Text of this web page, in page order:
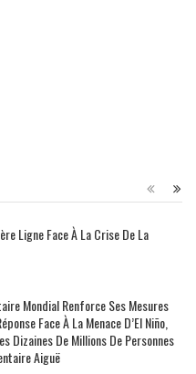
Ligne Face À La Crise De La
Mondial Renforce Ses Mesures
Face À La Menace D’El Niño,
Dizaines De Millions De Personnes
Aiguë